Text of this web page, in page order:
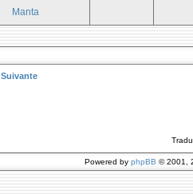
Manta
Suivante
Powered by phpBB © 2001,